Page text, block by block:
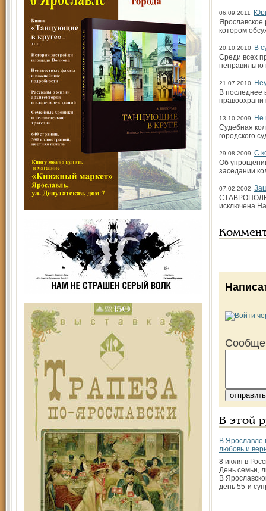
06.09.2011
Ярославское
котором
20.10.2010
В
Среди всех
неправильно
21.07.2010
В последнее
13.10.2009
Не
Судебная
городского
29.08.2009 С
Об
заседании
07.02.2002
СТАВРОПОЛЬ.
исключена
В этой
В Ярославле
любовь и
8 июля в
День семьи,
В
день 55-и